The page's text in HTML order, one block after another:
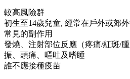
較高風險群
初生至14歲兒童, 經常在戶外或郊
常見的副作用
發燒、注射部位反應（疼痛/紅斑/
振、頭痛、嘔吐及嗜睡
誰不應接種疫苗